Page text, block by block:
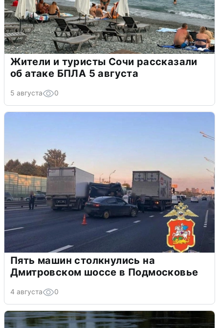
Жители и туристы Сочи рассказали
об атаке БПЛА 5 августа
5 августа 0
Пять машин столкнулись на
Дмитровском шоссе в Подмосковье
4 августа 0